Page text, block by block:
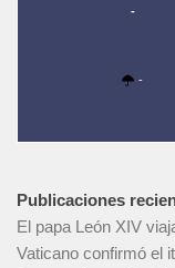
-
-
Publicaciones
El papa León XIV
Vaticano confirmó el